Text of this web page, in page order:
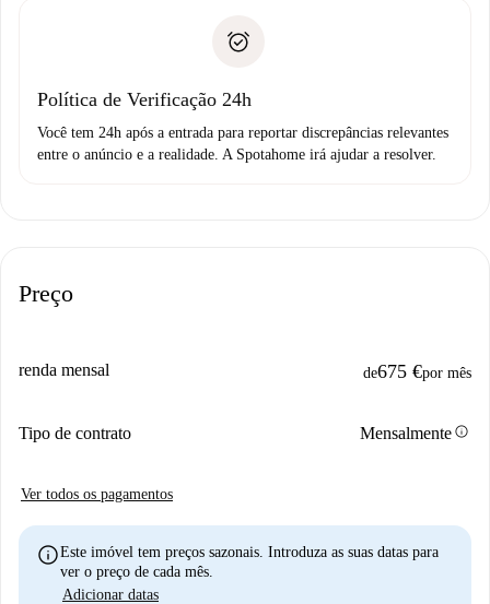
Débito direto bancário
não comunicar nenhum problema.
Política de Verificação 24h
Você tem 24h após a entrada para reportar discrepâncias relevantes
entre o anúncio e a realidade. A Spotahome irá ajudar a resolver.
Preço
renda mensal de675 €por mês
Tipo de contrato Mensalmenteinfo
Ver todos os pagamentos
infoEste imóvel tem preços sazonais. Introduza as suas datas para
ver o preço de cada mês.
Adicionar datas